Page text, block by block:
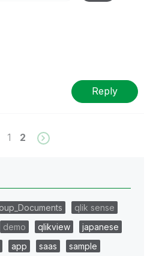
Reply
1 2
qlik sense
demo qlikview
japanese
app saas
sample